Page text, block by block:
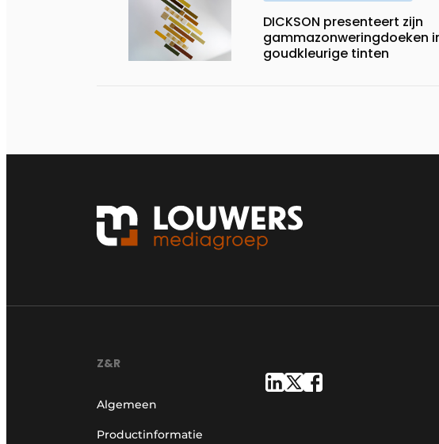
DICKSON presenteert zijn
gammazonweringdoeken
goudkleurige tinten
Z&R
Algemeen
Productinformatie